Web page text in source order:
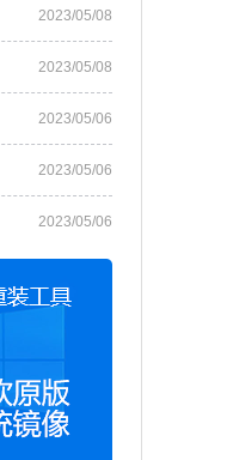
2023/05/08
2023/05/08
2023/05/06
2023/05/06
2023/05/06